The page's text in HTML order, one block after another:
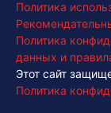
Политика
Политика
данных и
Этот сайт
Политика